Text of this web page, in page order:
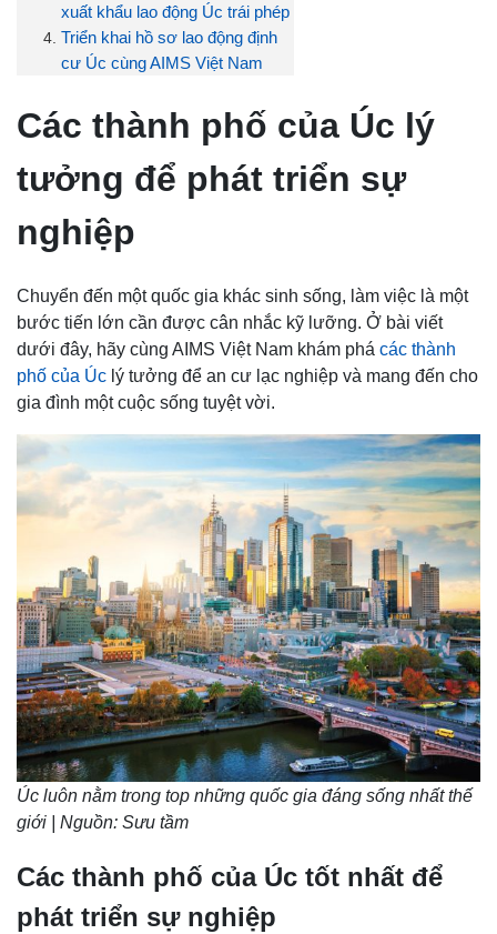
xuất khẩu lao động Úc trái phép
Triển khai hồ sơ lao động định
cư Úc cùng AIMS Việt Nam
Các thành phố của Úc lý
tưởng để phát triển sự
nghiệp
Chuyển đến một quốc gia khác sinh sống, làm việc là một
bước tiến lớn cần được cân nhắc kỹ lưỡng. Ở bài viết
dưới đây, hãy cùng AIMS Việt Nam khám phá các thành
phố của Úc lý tưởng để an cư lạc nghiệp và mang đến cho
gia đình một cuộc sống tuyệt vời.
Úc luôn nằm trong top những quốc gia đáng sống nhất thế
giới | Nguồn: Sưu tầm
Các thành phố của Úc tốt nhất để
phát triển sự nghiệp